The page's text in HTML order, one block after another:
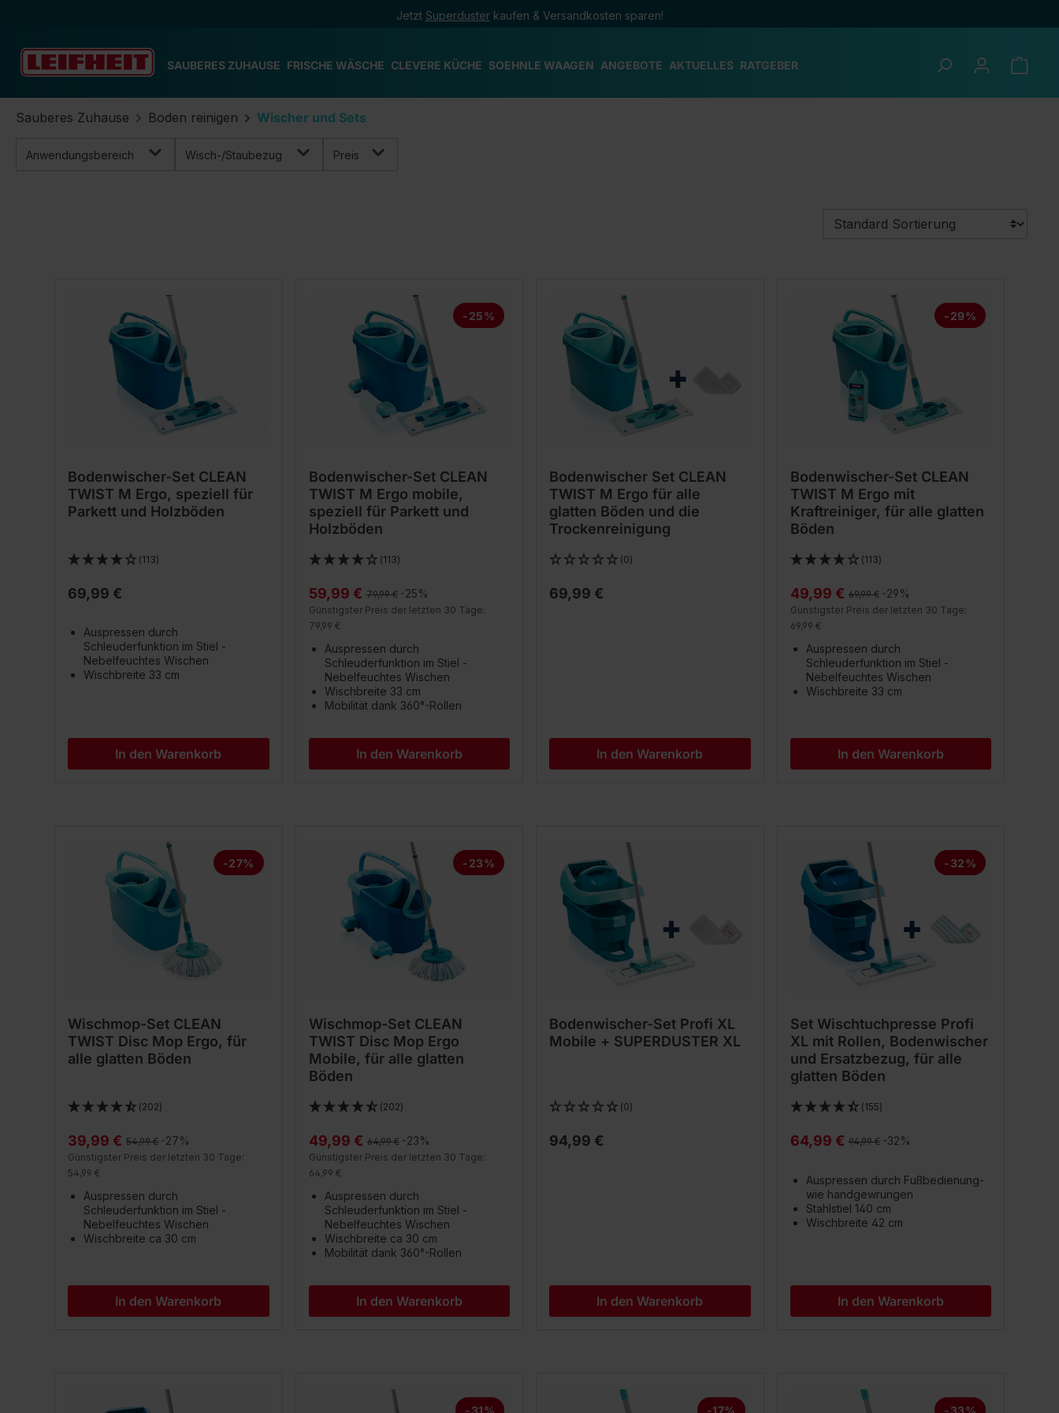
Jetzt Superdusterkaufen & Versandkosten sparen!
SAUBERES ZUHAUSE FRISCHE WÄSCHE CLEVERE KÜCHE SOEHNLE WAAGEN ANGEBOTE AKTUELLES RATGEBER
Sauberes Zuhause Boden reinigen Wischer und Sets
Anwendungsbereich Wisch-/Staubezug Preis
Bodenwischer-Set CLEAN
TWIST M Ergo, speziell für
Parkett und Holzböden
(113)
69,99 €
Auspressen durch
Schleuderfunktion im Stiel -
Nebelfeuchtes Wischen
Wischbreite 33 cm
In den Warenkorb
-25%
Bodenwischer-Set CLEAN
TWIST M Ergo mobile,
speziell für Parkett und
Holzböden
(113)
59,99 € Regulärer Preis:
79,99 € -25%
Günstigster Preis der letzten 30 Tage:
79,99 €
Auspressen durch
Schleuderfunktion im Stiel -
Nebelfeuchtes Wischen
Wischbreite 33 cm
Mobilität dank 360°-Rollen
In den Warenkorb
Bodenwischer Set CLEAN
TWIST M Ergo für alle
glatten Böden und die
Trockenreinigung
(0)
69,99 €
In den Warenkorb
-29%
Bodenwischer-Set CLEAN
TWIST M Ergo mit
Kraftreiniger, für alle glatten
Böden
(113)
49,99 € Regulärer Preis:
69,99 € -29%
Günstigster Preis der letzten 30 Tage:
69,99 €
Auspressen durch
Schleuderfunktion im Stiel -
Nebelfeuchtes Wischen
Wischbreite 33 cm
In den Warenkorb
-27%
Wischmop-Set CLEAN
TWIST Disc Mop Ergo, für
alle glatten Böden
(202)
39,99 € Regulärer Preis:
54,99 € -27%
Günstigster Preis der letzten 30 Tage:
54,99 €
Auspressen durch
Schleuderfunktion im Stiel -
Nebelfeuchtes Wischen
Wischbreite ca 30 cm
In den Warenkorb
-23%
Wischmop-Set CLEAN
TWIST Disc Mop Ergo
Mobile, für alle glatten
Böden
(202)
49,99 € Regulärer Preis:
64,99 € -23%
Günstigster Preis der letzten 30 Tage:
64,99 €
Auspressen durch
Schleuderfunktion im Stiel -
Nebelfeuchtes Wischen
Wischbreite ca 30 cm
Mobilität dank 360°-Rollen
In den Warenkorb
Bodenwischer-Set Profi XL
Mobile + SUPERDUSTER XL
(0)
94,99 €
In den Warenkorb
-32%
Set Wischtuchpresse Profi
XL mit Rollen, Bodenwischer
und Ersatzbezug, für alle
glatten Böden
(155)
64,99 € Regulärer Preis:
94,99 € -32%
Auspressen durch Fußbedienung-
wie handgewrungen
Stahlstiel 140 cm
Wischbreite 42 cm
In den Warenkorb
-31% -17% -33%